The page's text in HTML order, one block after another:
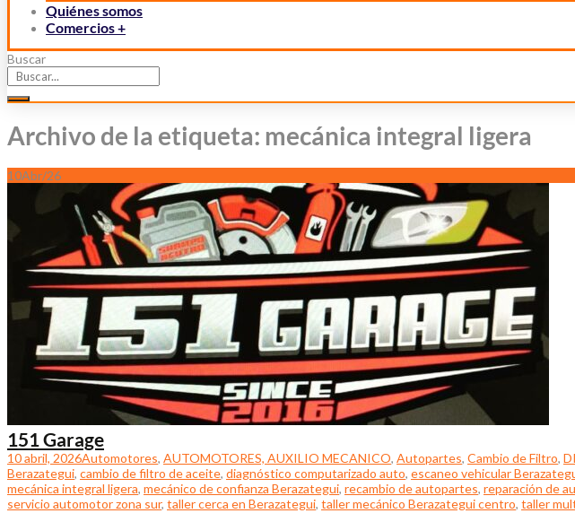
Quiénes somos
Comercios +
Buscar
Archivo de la etiqueta: mecánica integral ligera
10Abr/26
151 Garage
10 abril, 2026Automotores, AUTOMOTORES, AUXILIO MECANICO, Autopartes, Cambio de Filtro,
Berazategui, cambio de filtro de aceite, diagnóstico computarizado auto, escaneo vehicular
mecánica integral ligera, mecánico de confianza Berazategui, recambio de autopartes, reparación de
servicio automotor zona sur, taller cerca en Berazategui, taller mecánico Berazategui centro, taller